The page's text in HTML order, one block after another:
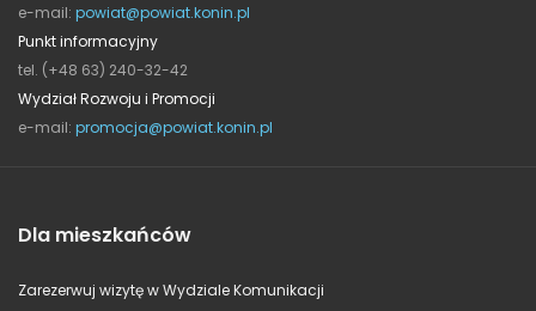
e-mail: powiat@powiat.konin.pl
Punkt informacyjny
tel. (+48 63) 240-32-42
Wydział Rozwoju i Promocji
e-mail: promocja@powiat.konin.pl
Dla mieszkańców
Zarezerwuj wizytę w Wydziale Komunikacji